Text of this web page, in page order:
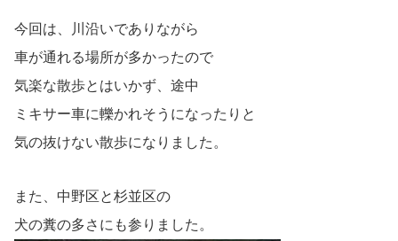
今回は、川沿いでありながら
車が通れる場所が多かったので
気楽な散歩とはいかず、途中
ミキサー車に轢かれそうになったりと
気の抜けない散歩になりました。
また、中野区と杉並区の
犬の糞の多さにも参りました。